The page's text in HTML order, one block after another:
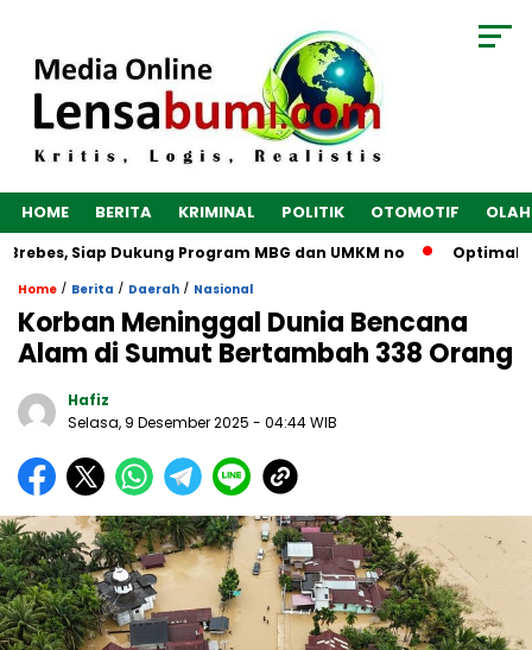
HOME BERITA KRIMINAL POLITIK OTOMOTIF
Siap Dukung Program MBG dan UMKM no Optimalkan
Home / Berita / Daerah / Nasional
Korban Meninggal Dunia Bencana
Alam di Sumut Bertambah 338 Orang
Hafiz
Selasa, 9 Desember 2025 - 04:44 WIB